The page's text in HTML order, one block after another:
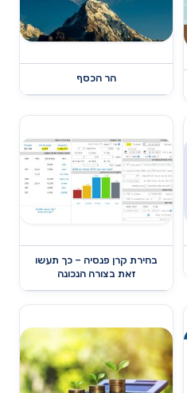
הר הכסף
בחירת קרן פנסיה – כך תעשו
זאת בצורה הנכונה